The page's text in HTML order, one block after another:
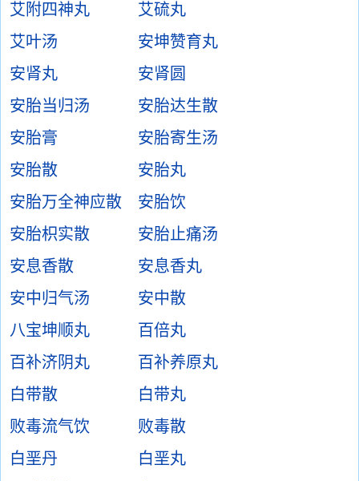
艾附四神丸
艾硫丸
艾叶汤
安坤赞育丸
安肾丸
安肾圆
安胎当归汤
安胎达生散
安胎膏
安胎寄生汤
安胎散
安胎丸
安胎万全神应散
安胎饮
安胎枳实散
安胎止痛汤
安息香散
安息香丸
安中归气汤
安中散
八宝坤顺丸
百倍丸
百补济阴丸
百补养原丸
白带散
白带丸
败毒流气饮
败毒散
白垩丹
白垩丸